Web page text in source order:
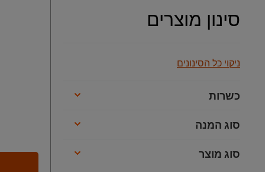
סינון מוצרים
ניקוי כל הסינונים
כשרות
סוג המנה
סוג מוצר